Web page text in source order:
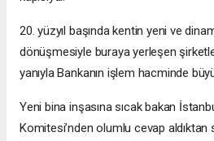
20. yüzyıl başında kentin yeni ve
dönüşmesiyle buraya yerleşen
yanıyla Bankanın işlem hacminde
Yeni bina inşasına sıcak bakan
Komitesi’nden olumlu cevap aldıktan